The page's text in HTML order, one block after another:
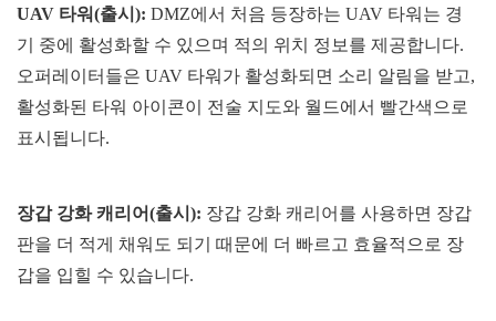
UAV 타워(출시): DMZ에서 처음 등장하는 UAV 타워는 경
기 중에 활성화할 수 있으며 적의 위치 정보를 제공합니다.
오퍼레이터들은 UAV 타워가 활성화되면 소리 알림을 받고,
활성화된 타워 아이콘이 전술 지도와 월드에서 빨간색으로
표시됩니다.
장갑 강화 캐리어(출시): 장갑 강화 캐리어를 사용하면 장갑
판을 더 적게 채워도 되기 때문에 더 빠르고 효율적으로 장
갑을 입힐 수 있습니다.